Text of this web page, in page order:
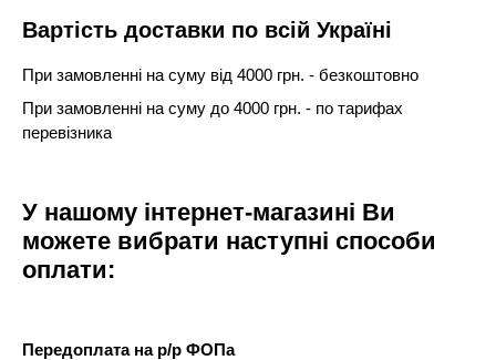
Вартість доставки по всій Україні
При замовленні на суму від 4000 грн. - безкоштовно
При замовленні на суму до 4000 грн. - по тарифах
перевізника
У нашому інтернет-магазині Ви
можете вибрати наступні способи
оплати:
Передоплата на р/р ФОПа